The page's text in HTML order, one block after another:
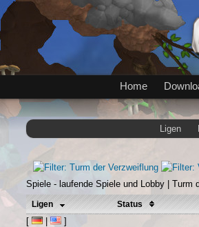
Home
Ligen
Spiele - laufende Spiele und Lobby | Turm
Ligen Status
[ | ]